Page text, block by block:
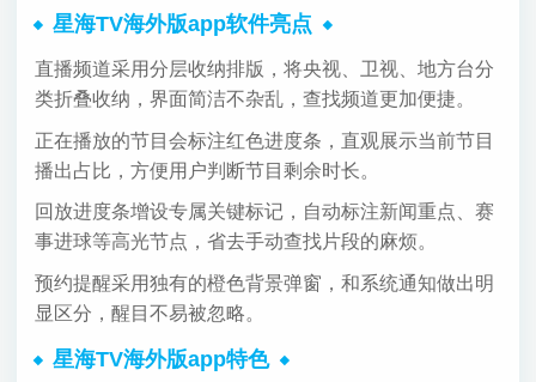
星海TV海外版app软件亮点
直播频道采用分层收纳排版，将央视、卫视、地方台分
类折叠收纳，界面简洁不杂乱，查找频道更加便捷。
正在播放的节目会标注红色进度条，直观展示当前节目
播出占比，方便用户判断节目剩余时长。
回放进度条增设专属关键标记，自动标注新闻重点、赛
事进球等高光节点，省去手动查找片段的麻烦。
预约提醒采用独有的橙色背景弹窗，和系统通知做出明
显区分，醒目不易被忽略。
星海TV海外版app特色